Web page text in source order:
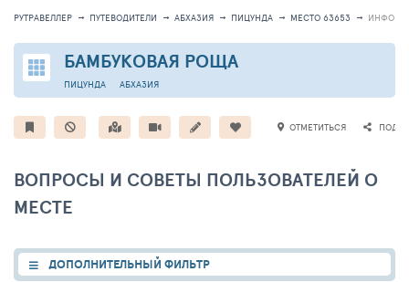
РУТРАВЕЛЛЕР ПУТЕВОДИТЕЛИ АБХАЗИЯ ПИЦУНДА МЕСТО 63653
БАМБУКОВАЯ РОЩА
АБХАЗИЯ
ПИЦУНДА
ОТМЕТИТЬСЯ
ВОПРОСЫ И СОВЕТЫ ПОЛЬЗОВАТЕЛЕЙ О
МЕСТЕ
ДОПОЛНИТЕЛЬНЫЙ ФИЛЬТР